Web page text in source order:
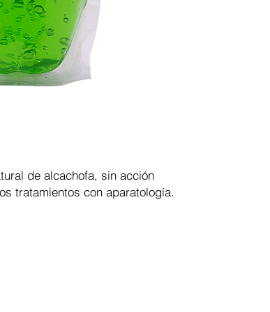
de alcachofa, sin acción
tratamientos con aparatología.